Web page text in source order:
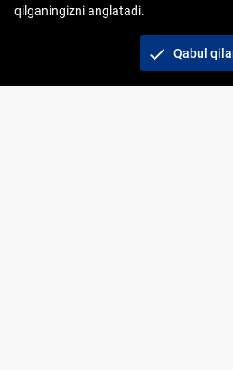
Copyright © 2017-2026. "Elektron
tashkil etish" AJ. Barcha huquqlar
qilganingizni anglatadi.
check Qabul